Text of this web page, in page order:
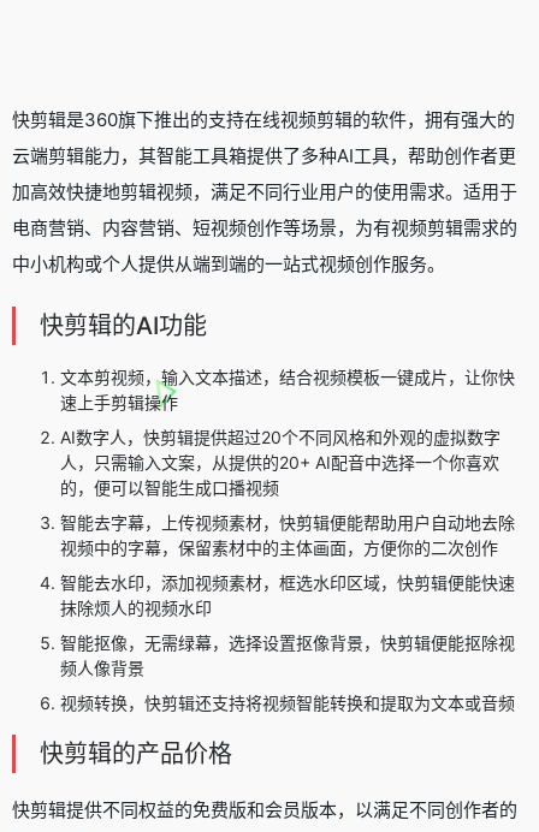
快剪辑是360旗下推出的支持在线视频剪辑的软件，拥有强大的
云端剪辑能力，其智能工具箱提供了多种AI工具，帮助创作者更
加高效快捷地剪辑视频，满足不同行业用户的使用需求。适用于
电商营销、内容营销、短视频创作等场景，为有视频剪辑需求的
中小机构或个人提供从端到端的一站式视频创作服务。
快剪辑的AI功能
文本剪视频，输入文本描述，结合视频模板一键成片，让你快
速上手剪辑操作
AI数字人，快剪辑提供超过20个不同风格和外观的虚拟数字
人，只需输入文案，从提供的20+ AI配音中选择一个你喜欢
的，便可以智能生成口播视频
智能去字幕，上传视频素材，快剪辑便能帮助用户自动地去除
视频中的字幕，保留素材中的主体画面，方便你的二次创作
智能去水印，添加视频素材，框选水印区域，快剪辑便能快速
抹除烦人的视频水印
智能抠像，无需绿幕，选择设置抠像背景，快剪辑便能抠除视
频人像背景
视频转换，快剪辑还支持将视频智能转换和提取为文本或音频
快剪辑的产品价格
快剪辑提供不同权益的免费版和会员版本，以满足不同创作者的